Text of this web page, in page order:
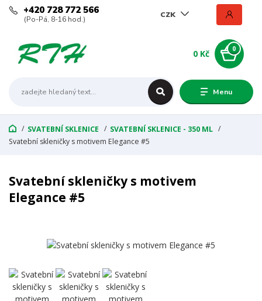
Menu
CZK
+420 728 772 566
(Po-Pá, 8-16 hod.)
0
0 Kč
SVATEBNÍ SKLENICE
SVATEBNÍ SKLENICE - 350 ML
Svatební skleničky s motivem Elegance #5
Svatební skleničky s motivem
Elegance #5